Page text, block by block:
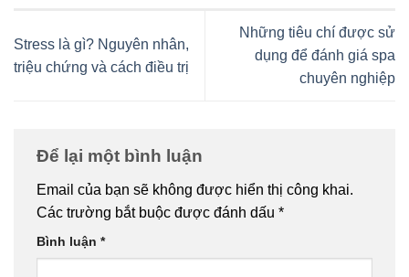
Stress là gì? Nguyên nhân,
triệu chứng và cách điều trị
Những tiêu chí được sử
dụng để đánh giá spa
chuyên nghiệp
Để lại một bình luận
Email của bạn sẽ không được hiển thị công khai.
Các trường bắt buộc được đánh dấu *
Bình luận *